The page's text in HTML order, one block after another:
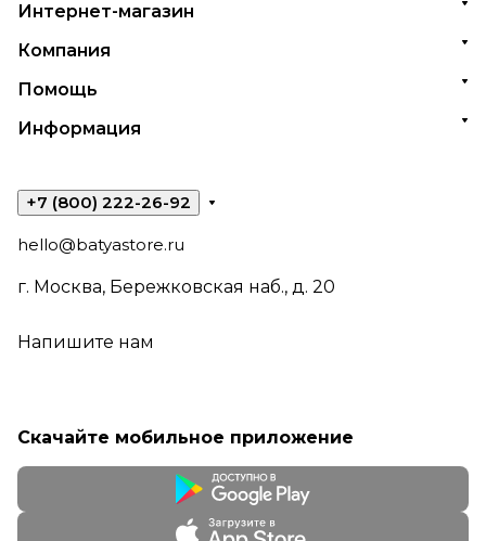
Интернет-магазин
Компания
Помощь
Информация
+7 (800) 222-26-92
hello@batyastore.ru
г. Москва, Бережковская наб., д. 20
Напишите нам
Скачайте мобильное приложение